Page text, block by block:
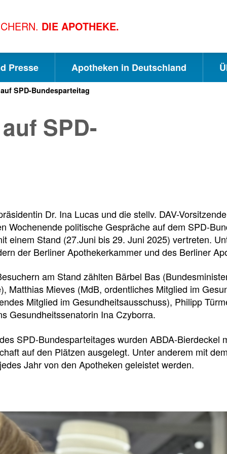
DIE APOTHEKE.
Presse Apotheken in Deutschland
SPD-Bundesparteitag
SPD-
Dr. Ina Lucas und die stellv. DAV-
Wochenende politische Gespräche auf dem SPD-
einem Stand (27.Juni bis 29. Juni 2025) vertreten.
der Berliner Apothekerkammer und des Berliner
am Stand zählten Bärbel Bas
Matthias Mieves (MdB, ordentliches Mitglied im
Mitglied im Gesundheitsausschuss), Philipp
Gesundheitssenatorin Ina Czyborra.
SPD-Bundesparteitages wurden ABDA-Bierdeckel
auf den Plätzen ausgelegt. Unter anderem mit
Jahr von den Apotheken geleistet werden.
n
e
l
l
z
u
g
i
f
e
t
e
i
l
e
h
e